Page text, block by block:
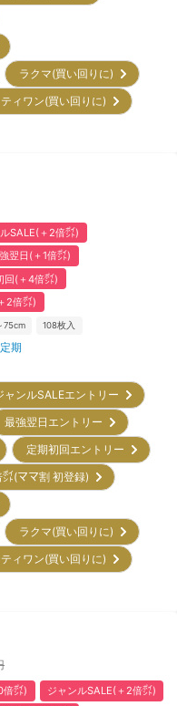
ラクマ(買い回りに)
ィワン(買い回りに)
SALE(＋2倍㌽)
翌日(＋1倍㌽)
回(＋4倍㌽)
2倍㌽)
75cm 108枚入
期
ャンルSALEエントリー
最強翌日エントリー
定期初回エントリー
㌽(ママ割 初登録)
ラクマ(買い回りに)
ィワン(買い回りに)
倍㌽)
ジャンルSALE(＋2倍㌽)